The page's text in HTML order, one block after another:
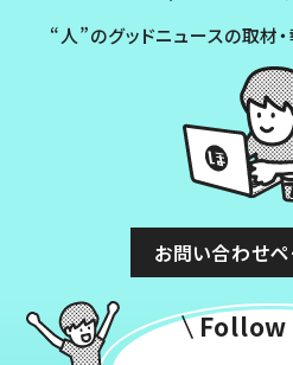
“人”のグッドニュースの取材
お問い合わせ
Follow